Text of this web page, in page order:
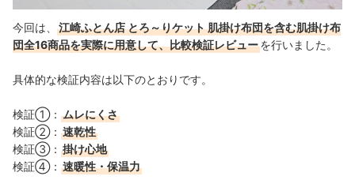
今回は、
江崎ふとん店 とろ～りケット 肌掛け布団を含む肌掛け布
団全16商品を実際に用意して、比較検証レビューを行いました。
具体的な検証内容は以下のとおりです。
検証①： ムレにくさ
検証②： 速乾性
検証③： 掛け心地
検証④： 速暖性・保温力